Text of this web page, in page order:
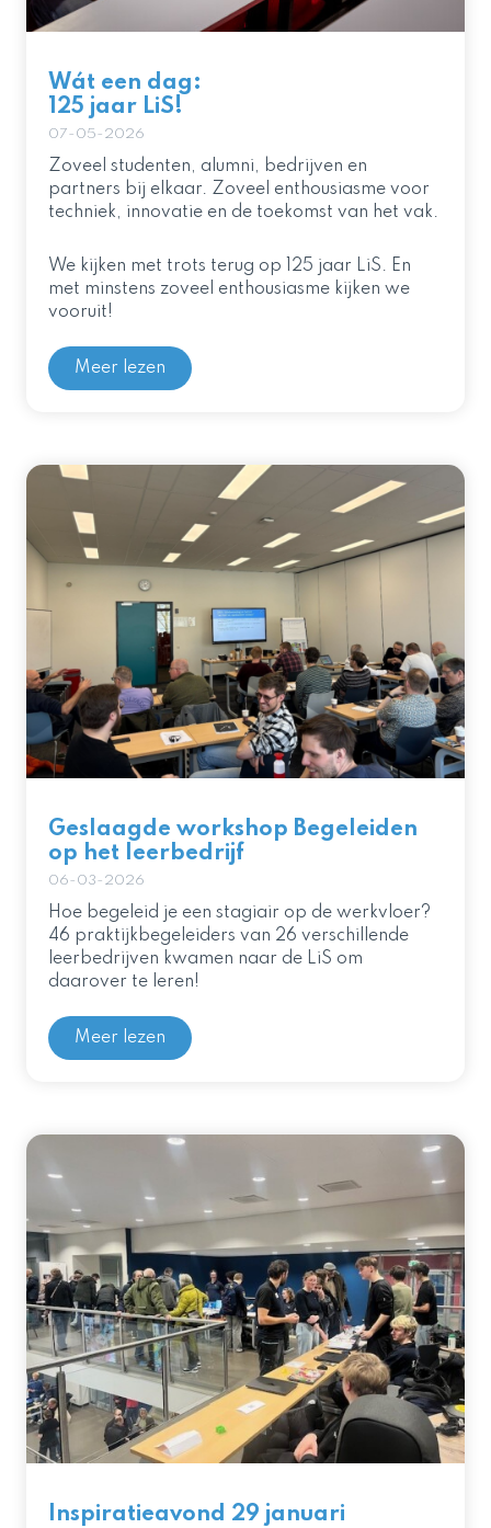
Wát een dag:
125 jaar LiS!
07-05-2026
Zoveel studenten, alumni, bedrijven en
partners bij elkaar. Zoveel enthousiasme voor
techniek, innovatie en de toekomst van het vak.
We kijken met trots terug op 125 jaar LiS. En
met minstens zoveel enthousiasme kijken we
vooruit!
Meer lezen
Geslaagde workshop Begeleiden
op het leerbedrijf
06-03-2026
Hoe begeleid je een stagiair op de werkvloer?
46 praktijkbegeleiders van 26 verschillende
leerbedrijven kwamen naar de LiS om
daarover te leren!
Meer lezen
Inspiratieavond 29 januari